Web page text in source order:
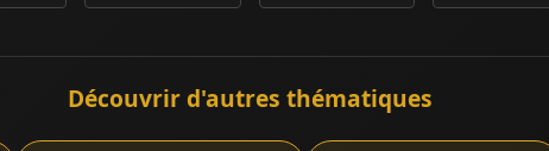
Découvrir d'autres thématiques